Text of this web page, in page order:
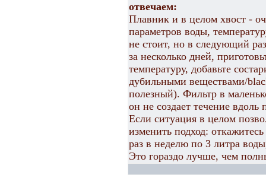
отвечаем:
Плавник и в целом хвост -
параметров воды,
не стоит, но в следующий
за несколько дней,
температуру, добавьте
дубильными веществами/
полезный). Фильтр в
он не создает течение
Если ситуация в целом
изменить подход:
раз в неделю по 3 литра
Это гораздо лучше, чем